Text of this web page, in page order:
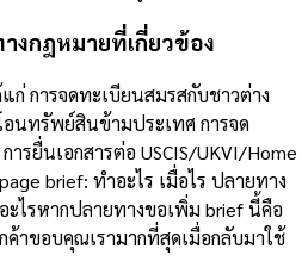
งกฎหมายที่เกี่ยวข้อง
ก่ การจดทะเบียนสมรสกับชาวต่าง
อนทรัพย์สินข้ามประเทศ การจด
รยื่นเอกสารต่อ USCIS/UKVI/Home
brief: ทำอะไร เมื่อไร ปลายทาง
ะไรหากปลายทางขอเพิ่ม brief นี้คือ
าขอบคุณเรามากที่สุดเมื่อกลับมาใช้